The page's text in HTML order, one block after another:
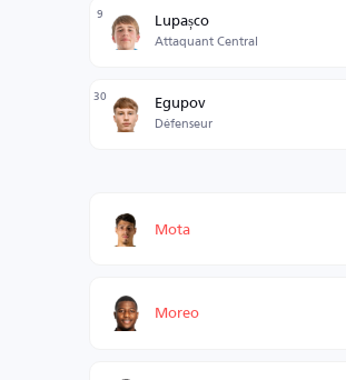
9 Lupașco
Attaquant Central
30 Egupov
Défenseur
Mota
Moreo